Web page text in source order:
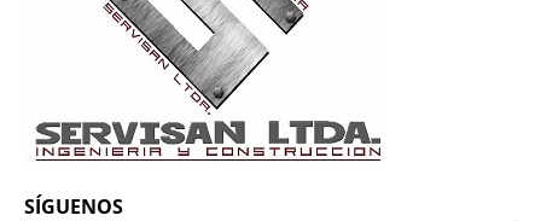
SÍGUENOS